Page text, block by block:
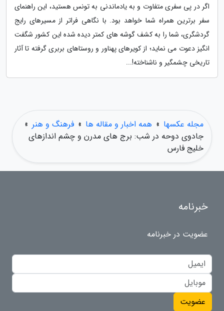
اگر در پی سفری متفاوت و به یادماندنی به تونس هستید، این راهنمای
سفر برترین همراه شما خواهد بود. با نگاهی فراتر از مسیرهای رایج
گردشگری، شما را به کشف گوشه های کمتر دیده شده این کشور شگفت
انگیز دعوت می نماید؛ از کویرهای پهناور و روستاهای بربری گرفته تا آثار
تاریخی چشمگیر و ناشناخته!...
مجله عکسها » همه اخبار و مقاله ها » فرهنگ و هنر »
جادوی دوحه در شب: برج های مدرن و چشم اندازهای
خلیج فارس
خبرنامه
عضویت در خبرنامه
عضویت